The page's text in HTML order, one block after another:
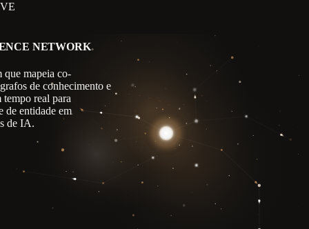
NETWORK
que mapeia co-
de conhecimento e
real para
de entidade em
de IA.